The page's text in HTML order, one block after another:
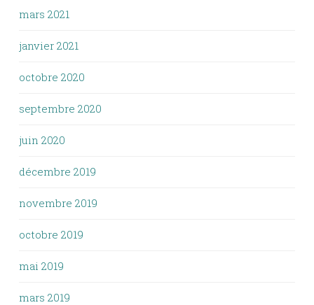
mars 2021
janvier 2021
octobre 2020
septembre 2020
juin 2020
décembre 2019
novembre 2019
octobre 2019
mai 2019
mars 2019